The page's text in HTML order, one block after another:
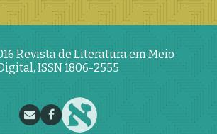
Revista de Literatura em Meio
ISSN 1806-2555